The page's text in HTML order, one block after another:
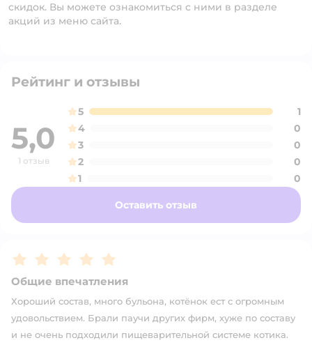
скидок. Вы можете ознакомиться с ними в разделе
акций из меню сайта.
Рейтинг и отзывы
5,0
1 отзыв
5
1
4
0
3
0
2
0
1
0
Оставить отзыв
Рейтинг:5
Общие впечатления
Хороший состав, много бульона, котёнок ест с огромным
удовольствием. Брали паучи других фирм, хуже по составу
и не очень подходили пищеварительной системе котика.